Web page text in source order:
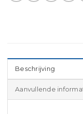
Beschrijving
Aanvullende